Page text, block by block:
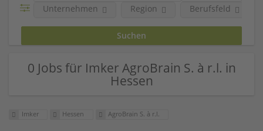
Unternehmen Region Berufsfeld
0 Jobs für Imker AgroBrain S. à r.l. in
Hessen
Imker Hessen AgroBrain S. à r.l.